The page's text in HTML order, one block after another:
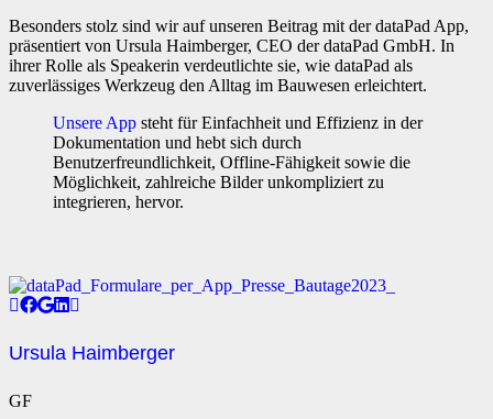
Besonders stolz sind wir auf unseren Beitrag mit der dataPad App,
präsentiert von Ursula Haimberger, CEO der dataPad GmbH. In
ihrer Rolle als Speakerin verdeutlichte sie, wie dataPad als
zuverlässiges Werkzeug den Alltag im Bauwesen erleichtert.
Unsere App steht für Einfachheit und Effizienz in der
Dokumentation und hebt sich durch
Benutzerfreundlichkeit, Offline-Fähigkeit sowie die
Möglichkeit, zahlreiche Bilder unkompliziert zu
integrieren, hervor.
Ursula Haimberger
GF